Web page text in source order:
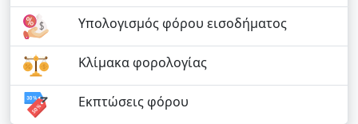
Υπολογισμός φόρου εισοδήματος
Κλίμακα φορολογίας
Εκπτώσεις φόρου